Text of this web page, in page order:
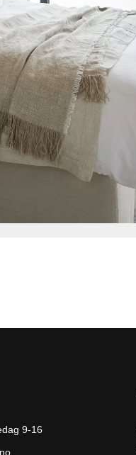
9-16